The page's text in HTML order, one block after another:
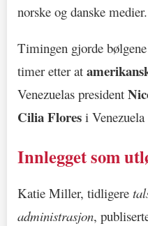
norske og danske medier.
Timingen gjorde
timer etter at
Venezuelas president
Cilia Flores i
Innlegget som
Katie Miller, tidligere
administrasjon,